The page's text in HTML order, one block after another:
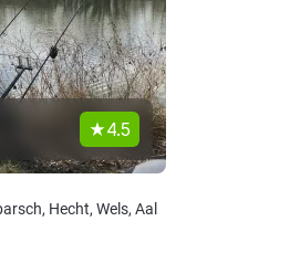
4.5
Hecht, Wels, Aal